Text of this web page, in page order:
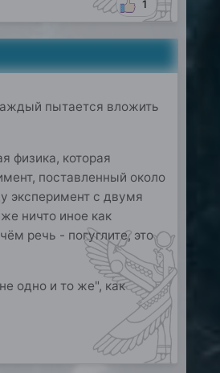
1
пытается вложить
физика, которая
поставленный около
эксперимент с двумя
ничто иное как
речь - погуглите, это
одно и то же", как